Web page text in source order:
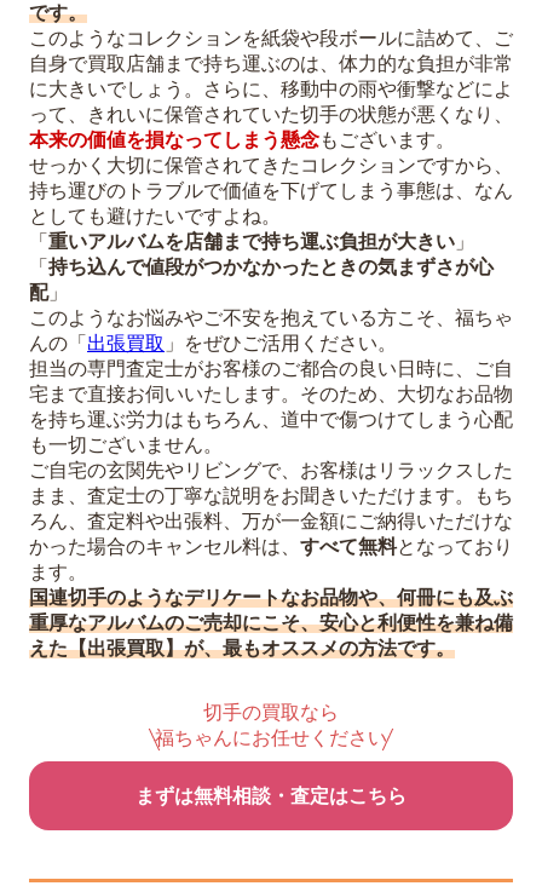
です。
このようなコレクションを紙袋や段ボールに詰めて、ご
自身で買取店舗まで持ち運ぶのは、体力的な負担が非常
に大きいでしょう。さらに、移動中の雨や衝撃などによ
って、きれいに保管されていた切手の状態が悪くなり、
本来の価値を損なってしまう懸念もございます。
せっかく大切に保管されてきたコレクションですから、
持ち運びのトラブルで価値を下げてしまう事態は、なん
としても避けたいですよね。
「 重いアルバムを店舗まで持ち運ぶ負担が大きい 」
「 持ち込んで値段がつかなかったときの気まずさが心
配」
このようなお悩みやご不安を抱えている方こそ、福ちゃ
んの「 出張買取 」をぜひご活用ください。
担当の専門査定士がお客様のご都合の良い日時に、ご自
宅まで直接お伺いいたします。そのため、大切なお品物
を持ち運ぶ労力はもちろん、道中で傷つけてしまう心配
も一切ございません。
ご自宅の玄関先やリビングで、お客様はリラックスした
まま、査定士の丁寧な説明をお聞きいただけます。もち
ろん、査定料や出張料、万が一金額にご納得いただけな
かった場合のキャンセル料は、 すべて無料となっており
ます。
国連切手のようなデリケートなお品物や、何冊にも及ぶ
重厚なアルバムのご売却にこそ、安心と利便性を兼ね備
えた【出張買取】が、最もオススメの方法です。
切手の買取なら
福ちゃんにお任せください
まずは無料相談・査定はこちら